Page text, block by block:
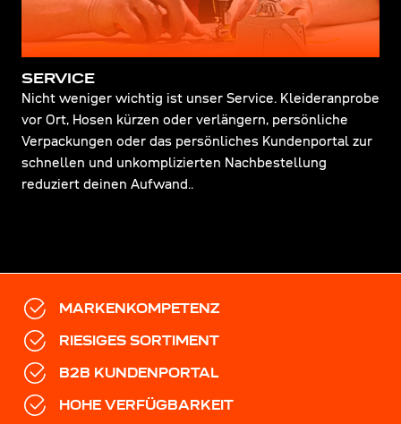
SERVICE
Nicht weniger wichtig ist unser Service. Kleideranprobe
vor Ort, Hosen kürzen oder verlängern, persönliche
Verpackungen oder das persönliches Kundenportal zur
schnellen und unkomplizierten Nachbestellung
reduziert deinen Aufwand..
MARKENKOMPETENZ
RIESIGES SORTIMENT
B2B KUNDENPORTAL
HOHE VERFÜGBARKEIT